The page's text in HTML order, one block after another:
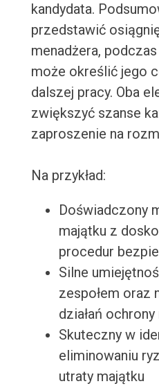
kandydata.
przedstawić
menadżera,
może określić jego
dalszej pracy. Oba
zwiększyć szanse
zaproszenie na
Na przykład:
Doświadczony
majątku z
procedur
Silne
zespołem oraz
działań
Skuteczny w
eliminowaniu
utraty majątku